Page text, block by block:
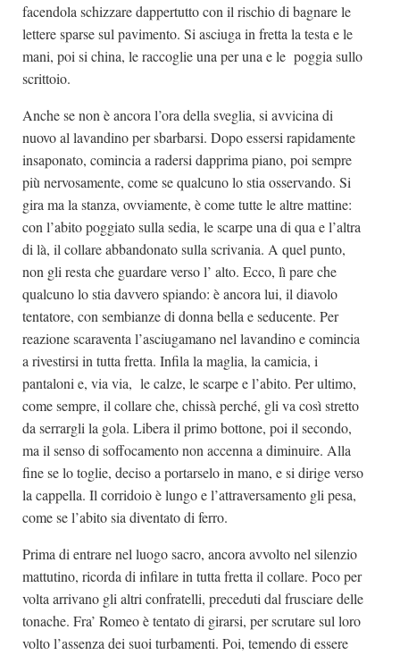
facendola schizzare dappertutto con il rischio di bagnare le
lettere sparse sul pavimento. Si asciuga in fretta la testa e le
mani, poi si china, le raccoglie una per una e le poggia sullo
scrittoio.
Anche se non è ancora l’ora della sveglia, si avvicina di
nuovo al lavandino per sbarbarsi. Dopo essersi rapidamente
insaponato, comincia a radersi dapprima piano, poi sempre
più nervosamente, come se qualcuno lo stia osservando. Si
gira ma la stanza, ovviamente, è come tutte le altre mattine:
con l’abito poggiato sulla sedia, le scarpe una di qua e l’altra
di là, il collare abbandonato sulla scrivania. A quel punto,
non gli resta che guardare verso l’ alto. Ecco, lì pare che
qualcuno lo stia davvero spiando: è ancora lui, il diavolo
tentatore, con sembianze di donna bella e seducente. Per
reazione scaraventa l’asciugamano nel lavandino e comincia
a rivestirsi in tutta fretta. Infila la maglia, la camicia, i
pantaloni e, via via, le calze, le scarpe e l’abito. Per ultimo,
come sempre, il collare che, chissà perché, gli va così stretto
da serrargli la gola. Libera il primo bottone, poi il secondo,
ma il senso di soffocamento non accenna a diminuire. Alla
fine se lo toglie, deciso a portarselo in mano, e si dirige verso
la cappella. Il corridoio è lungo e l’attraversamento gli pesa,
come se l’abito sia diventato di ferro.
Prima di entrare nel luogo sacro, ancora avvolto nel silenzio
mattutino, ricorda di infilare in tutta fretta il collare. Poco per
volta arrivano gli altri confratelli, preceduti dal frusciare delle
tonache. Fra’ Romeo è tentato di girarsi, per scrutare sul loro
volto l’assenza dei suoi turbamenti. Poi, temendo di essere